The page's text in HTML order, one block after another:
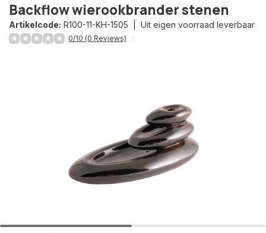
Backflow wierookbrander stenen
Artikelcode: R100-11-KH-1505 | Uit eigen voorraad leverbaar
0/10 (0 Reviews)